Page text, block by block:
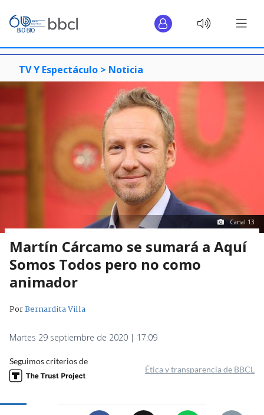
TV Y Espectáculo > Noticia
Canal 13
Martín Cárcamo se sumará a Aquí
Somos Todos pero no como
animador
PorBernardita Villa
Martes 29 septiembre de 2020 | 17:09
Seguimos criterios de
Ética y transparencia de BBCL